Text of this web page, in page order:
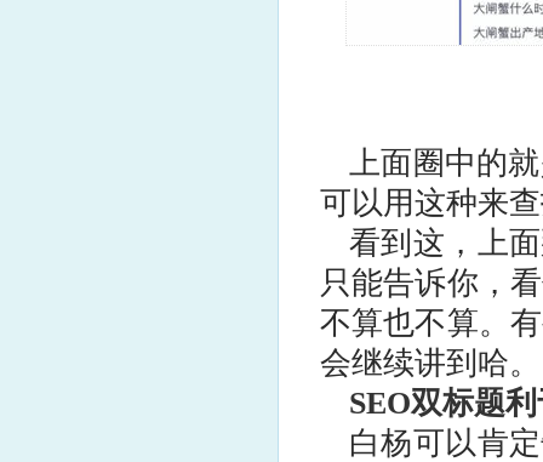
上面圈中的
可以用这种来
看到这，上
只能告诉你，
不算也不算。
会继续讲到哈。
SEO双标题
白杨可以肯